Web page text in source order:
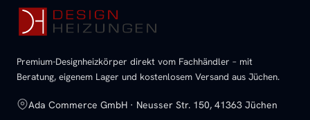
Premium-Designheizkörper direkt vom Fachhändler – mit
Beratung, eigenem Lager und kostenlosem Versand aus Jüchen.
Ada Commerce GmbH · Neusser Str. 150, 41363 Jüchen